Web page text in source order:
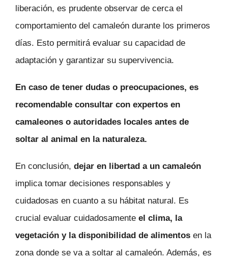
liberación, es prudente observar de cerca el
comportamiento del camaleón durante los primeros
días. Esto permitirá evaluar su capacidad de
adaptación y garantizar su supervivencia.
En caso de tener dudas o preocupaciones, es
recomendable consultar con expertos en
camaleones o autoridades locales antes de
soltar al animal en la naturaleza.
En conclusión, dejar en libertad a un camaleón
implica tomar decisiones responsables y
cuidadosas en cuanto a su hábitat natural. Es
crucial evaluar cuidadosamente el clima, la
vegetación y la disponibilidad de alimentos en la
zona donde se va a soltar al camaleón. Además, es